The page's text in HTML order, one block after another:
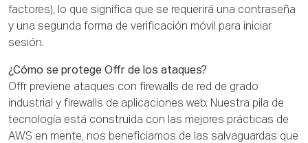
factores), lo que significa que se requerirá una contraseña
y una segunda forma de verificación móvil para iniciar
sesión.
¿Cómo se protege Offr de los ataques?
Offr previene ataques con firewalls de red de grado
industrial y firewalls de aplicaciones web. Nuestra pila de
tecnología está construida con las mejores prácticas de
AWS en mente, nos beneficiamos de las salvaguardas que